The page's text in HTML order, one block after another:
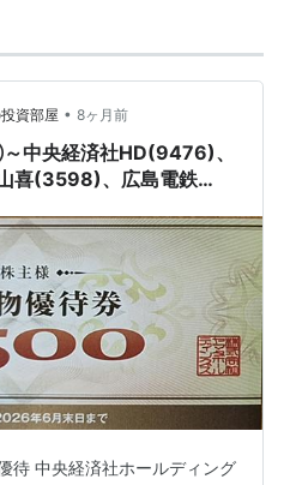
資部屋 • 8ヶ月前
中央経済社HD(9476)、
喜(3598)、広島電鉄
中央経済社ホールディング